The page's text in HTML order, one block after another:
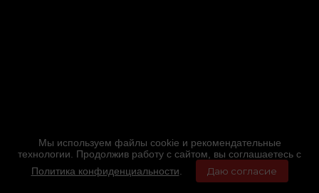
Мы используем файлы cookie и рекомендательные
технологии. Продолжив работу с сайтом, вы соглашаетесь с
Политика конфиденциальности
Даю согласие